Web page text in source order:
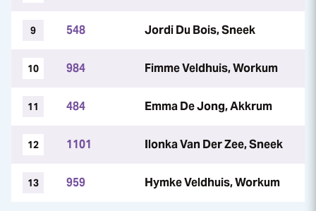
9 548 Jordi Du Bois, Sneek
10 984 Fimme Veldhuis, Workum
11 484 Emma De Jong, Akkrum
12 1101 Ilonka Van Der Zee, Sneek
13 959 Hymke Veldhuis, Workum